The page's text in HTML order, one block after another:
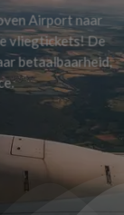
Airport naar
vliegtickets! De
betaalbaarheid,